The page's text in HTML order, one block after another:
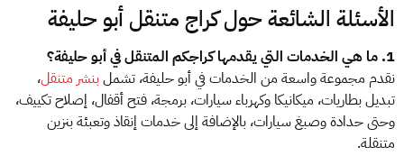
الأسئلة الشائعة حول كراج متنقل أبو حليفة
1. ما هي الخدمات التي يقدمها كراجكم المتنقل في أبو حليفة؟
نقدم مجموعة واسعة من الخدمات في أبو حليفة، تشملبنشر متنقل،
تبديل بطاريات، ميكانيكا وكهرباء سيارات، برمجة، فتح أقفال، إصلاح تكييف،
وحتى حدادة وصبغ سيارات، بالإضافة إلى خدمات إنقاذ وتعبئة بنزين
متنقلة.